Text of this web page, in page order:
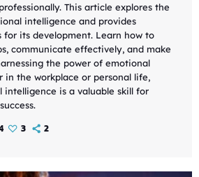
This article explores the
intelligence and provides
for its development. Learn how to
communicate effectively, and make
the power of emotional
in the workplace or personal life,
is a valuable skill for
3 2